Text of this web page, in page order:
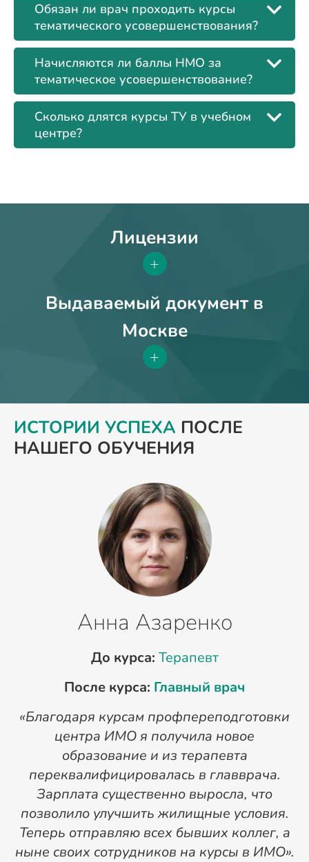
Обязан ли врач проходить курсы
тематического усовершенствования?
Начисляются ли баллы НМО за
тематическое усовершенствование?
Сколько длятся курсы ТУ в учебном
центре?
Лицензии
+
Выдаваемый документ в
Москве
+
ИСТОРИИ УСПЕХА ПОСЛЕ
НАШЕГО ОБУЧЕНИЯ
Анна Азаренко
До курса: Терапевт
После курса: Главный врач
«Благодаря курсам профпереподготовки
центра ИМО я получила новое
образование и из терапевта
переквалифицировалась в главврача.
Зарплата существенно выросла, что
позволило улучшить жилищные условия.
Теперь отправляю всех бывших коллег, а
ныне своих сотрудников на курсы в ИМО».